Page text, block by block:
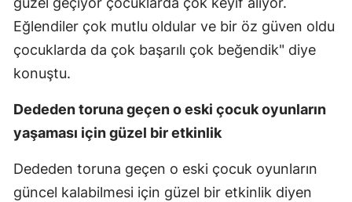
Eğlendiler çok mutlu oldular ve bir öz güven oldu
çocuklarda da çok başarılı çok beğendik" diye
konuştu.
Dededen toruna geçen o eski çocuk oyunların
yaşaması için güzel bir etkinlik
Dededen toruna geçen o eski çocuk oyunların
güncel kalabilmesi için güzel bir etkinlik diyen